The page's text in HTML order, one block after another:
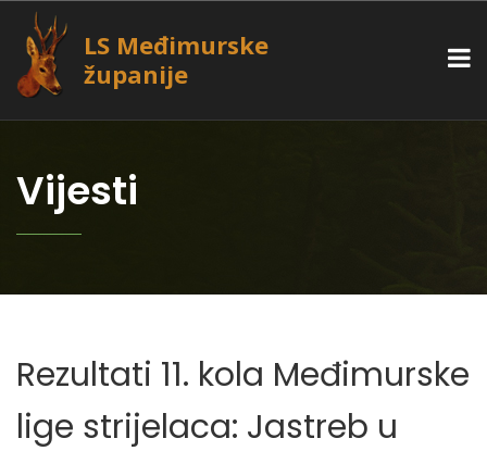
LS Međimurske
županije
Vijesti
Rezultati 11. kola Međimurske
lige strijelaca: Jastreb u